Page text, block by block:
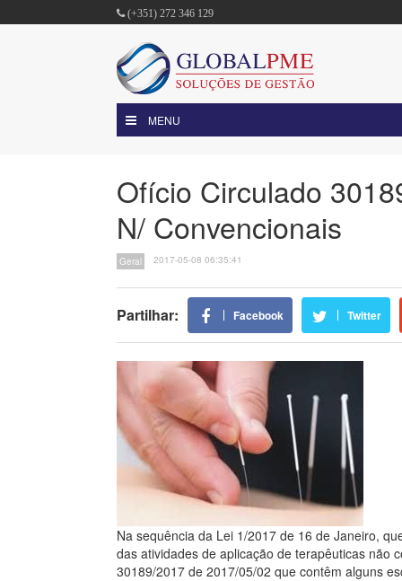
(+351) 272 346 129
MENU
Ofício Circulado
N/ Convencionais
Geral 2017-05-08 06:35:41
Partilhar: Facebook Twitter
Na sequência da Lei 1/2017 de 16 de Janeiro,
das atividades de aplicação de terapêuticas não
30189/2017 de 2017/05/02 que contêm alguns